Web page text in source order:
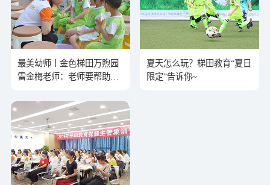
最美幼师丨金色梯田万煦园
雷金梅老师：老师要帮助孩
定
夏天怎么玩？梯田教育“夏日
限定”告诉你~